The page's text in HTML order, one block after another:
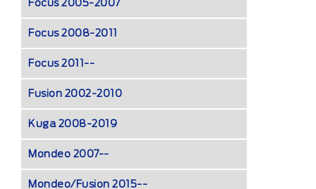
Focus 2005-2007
Focus 2008-2011
Focus 2011--
Fusion 2002-2010
Kuga 2008-2019
Mondeo 2007--
Mondeo/Fusion 2015--